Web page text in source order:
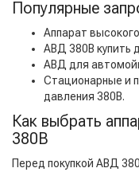
Популярные
Аппарат
АВД 380В купить
АВД для
Стационарные и
давления 380В.
Как выбрать
380В
Перед покупкой АВД